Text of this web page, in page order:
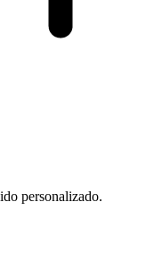
personalizado.